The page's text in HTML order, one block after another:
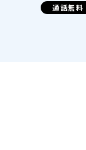
通話無料